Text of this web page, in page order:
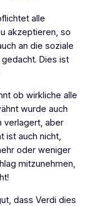
alle
akzeptieren, so
an die soziale
Dies ist
ob wirkliche alle
wurde auch
verlagert, aber
ist auch nicht,
oder weniger
mitzunehmen,
dass Verdi dies